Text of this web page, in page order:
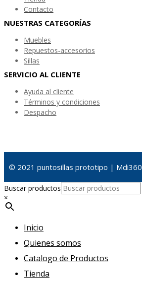
Contacto
NUESTRAS CATEGORÍAS
Muebles
Repuestos-accesorios
Sillas
SERVICIO AL CLIENTE
Ayuda al cliente
Términos y condiciones
Despacho
© 2021 puntosillas prototipo | Mdi360
Buscar productos
×
Inicio
Quienes somos
Catalogo de Productos
Tienda